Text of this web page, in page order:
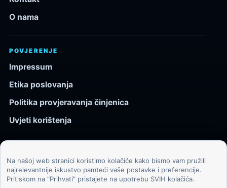
O nama
POVJERENJE
Impressum
Etika poslovanja
Politika provjeravanja činjenica
Uvjeti korištenja
© 2026 Kozmos.hr. Sva prava pridržana.
Svemir, znanost, tehnologija i velike ideje za znatiželjne
Na našoj web stranici koristimo kolačiće kako bismo vam pružili
najrelevantnije iskustvo pamteći vaše postavke i preferencije.
Pritiskom na "Prihvati" pristajete na upotrebu SVIH kolačića.